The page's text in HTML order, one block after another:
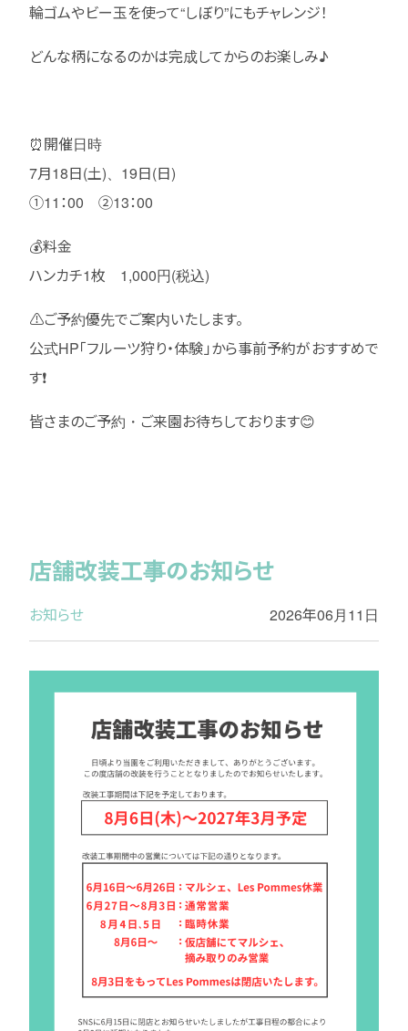
輪ゴムやビー玉を使って“しぼり”にもチャレンジ！
どんな柄になるのかは完成してからのお楽しみ♪
⏰開催日時
7月18日(土)、19日(日)
①11：00 ②13：00
💰料金
ハンカチ1枚 1,000円(税込)
⚠️ご予約優先でご案内いたします。
公式HP「フルーツ狩り・体験」から事前予約がおすすめで
す❗
皆さまのご予約・ご来園お待ちしております😊
店舗改装工事のお知らせ
お知らせ 2026年06月11日